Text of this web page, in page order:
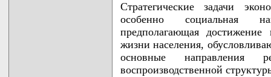
Стратегические задачи
особенно социальная
предполагающая
жизни населения,
основные направления
воспроизводственной